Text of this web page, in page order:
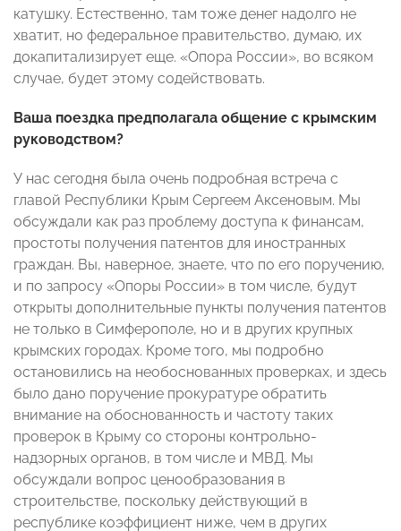
катушку. Естественно, там тоже денег надолго не
хватит, но федеральное правительство, думаю, их
докапитализирует еще. «Опора России», во всяком
случае, будет этому содействовать.
Ваша поездка предполагала общение с крымским
руководством?
У нас сегодня была очень подробная встреча с
главой Республики Крым Сергеем Аксеновым. Мы
обсуждали как раз проблему доступа к финансам,
простоты получения патентов для иностранных
граждан. Вы, наверное, знаете, что по его поручению,
и по запросу «Опоры России» в том числе, будут
открыты дополнительные пункты получения патентов
не только в Симферополе, но и в других крупных
крымских городах. Кроме того, мы подробно
остановились на необоснованных проверках, и здесь
было дано поручение прокуратуре обратить
внимание на обоснованность и частоту таких
проверок в Крыму со стороны контрольно-
надзорных органов, в том числе и МВД. Мы
обсуждали вопрос ценообразования в
строительстве, поскольку действующий в
республике коэффициент ниже, чем в других